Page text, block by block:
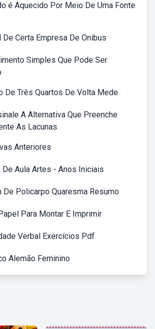
é Aquecido Por Meio De Uma Fonte
De Certa Empresa De Onibus
Simples Que Pode Ser
De Três Quartos De Volta Mede
A Alternativa Que Preenche
As Lacunas
Anteriores
De Aula Artes - Anos Iniciais
De Policarpo Quaresma Resumo
Para Montar E Imprimir
Verbal Exercícios Pdf
Alemão Feminino